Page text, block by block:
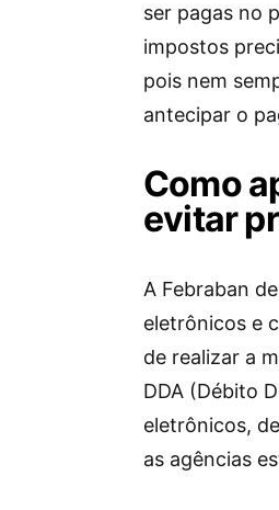
ser pagas no
impostos
pois nem
antecipar o
Como
evitar
A Febraban
eletrônicos e
de realizar a
DDA (Débito
eletrônicos,
as agências